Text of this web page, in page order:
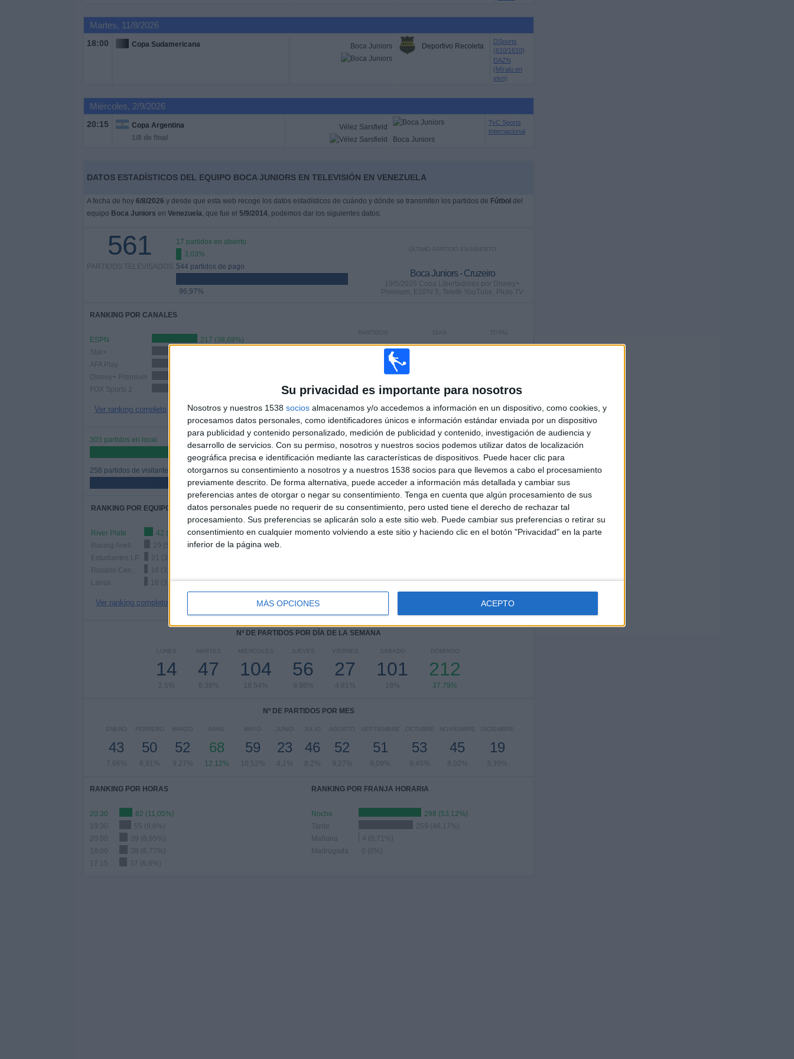
Su privacidad es importante para nosotros
Nosotros y nuestros 1538 socios almacenamos y/o accedemos a información en un dispositivo, como cookies, y
procesamos datos personales, como identificadores únicos e información estándar enviada por un dispositivo
para publicidad y contenido personalizado, medición de publicidad y contenido, investigación de audiencia y
desarrollo de servicios. Con su permiso, nosotros y nuestros socios podemos utilizar datos de localización
geográfica precisa e identificación mediante las características de dispositivos. Puede hacer clic para
otorgarnos su consentimiento a nosotros y a nuestros 1538 socios para que llevemos a cabo el procesamiento
previamente descrito. De forma alternativa, puede acceder a información más detallada y cambiar sus
preferencias antes de otorgar o negar su consentimiento. Tenga en cuenta que algún procesamiento de sus
datos personales puede no requerir de su consentimiento, pero usted tiene el derecho de rechazar tal
procesamiento. Sus preferencias se aplicarán solo a este sitio web. Puede cambiar sus preferencias o retirar su
consentimiento en cualquier momento volviendo a este sitio y haciendo clic en el botón "Privacidad" en la parte
inferior de la página web.
MÁS OPCIONES ACEPTO
Martes, 11/8/2026
18:00 Copa Sudamericana Boca Juniors Deportivo Recoleta
DSports
(610/1610)
DAZN
(Míralo en
vivo)
Miércoles, 2/9/2026
20:15
Copa Argentina
1/8 de final
Vélez Sarsfield
Boca Juniors
TyC Sports
Internacional
DATOS ESTADÍSTICOS DEL EQUIPO BOCA JUNIORS EN TELEVISIÓN EN VENEZUELA
A fecha de hoy 6/8/2026 y desde que esta web recoge los datos estadísticos de cuándo y dónde se transmiten los partidos de Fútbol del
equipo Boca Juniors en Venezuela, que fue el 5/9/2014, podemos dar los siguientes datos:
561
PARTIDOS TELEVISADOS
17 partidos en abierto
3,03%
544 partidos de pago
96,97%
ÚLTIMO PARTIDO EN ABIERTO
Boca Juniors - Cruzeiro
19/5/2026 Copa Libertadores por Disney+
Premium, ESPN 5, Telefé YouTube, Pluto TV
RANKING POR CANALES
ESPN
217 (38,68%)
Star+
AFA Play
Disney+ Premium
FOX Sports 2
Ver ranking completo
TOTAL
29
DÍAS
78
PARTIDOS
8
CONSECUTIVOS
DE PAGO
303 partidos en local
258 partidos de visitante
45,99%
TOTAL
110
RIVALES
MÁXIMO
42
VS River Plate
TOTAL
20
COMPETICIONES
RANKING POR EQUIPOS
River Plate
42 (7,49%)
29 (5,17%)
Estudiantes LP
21 (3,74%)
18 (3,21%)
Lanús
18 (3,21%)
Ver ranking completo
RANKING POR COMPETICIONES
Torneo Betano
286 (50,98%)
Copa Sudamericana
20 (3,57%)
Ver ranking completo
Nº DE PARTIDOS POR DÍA DE LA SEMANA
LUNES
14
2,5%
MARTES
47
8,38%
MIÉRCOLES
104
18,54%
JUEVES
56
9,98%
VIERNES
27
4,81%
SÁBADO
101
18%
DOMINGO
212
37,79%
Nº DE PARTIDOS POR MES
ENERO
43
7,66%
FEBRERO
50
8,91%
MARZO
52
9,27%
ABRIL
68
12,12%
MAYO
59
10,52%
JUNIO
23
4,1%
JULIO
46
8,2%
AGOSTO
52
9,27%
SEPTIEMBRE
51
9,09%
OCTUBRE
53
9,45%
NOVIEMBRE
45
8,02%
DICIEMBRE
19
3,39%
RANKING POR HORAS
20:30
62 (11,05%)
19:30
55 (9,8%)
20:00
39 (6,95%)
18:00
38 (6,77%)
17:15
37 (6,6%)
RANKING POR FRANJA HORARIA
Noche
298 (53,12%)
Tarde
259 (46,17%)
Mañana
4 (0,71%)
Madrugada
0 (0%)